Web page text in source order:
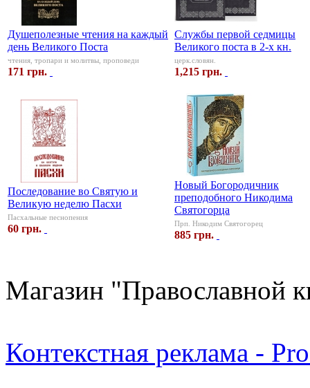
Душеполезные чтения на каждый
день Великого Поста
чтения, тропари и молитвы, проповеди
171 грн.
Службы первой седмицы
Великого поста в 2-х кн.
церк.словян.
1,215 грн.
Последование во Святую и
Великую неделю Пасхи
Пасхальные песнопения
60 грн.
Новый Богородичник
преподобного Никодима
Святогорца
Прп. Никодим Святогорец
885 грн.
Магазин "Православной
Контекстная реклама -